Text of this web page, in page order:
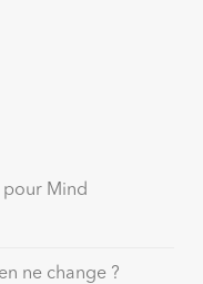
pour Mind
ne change ?